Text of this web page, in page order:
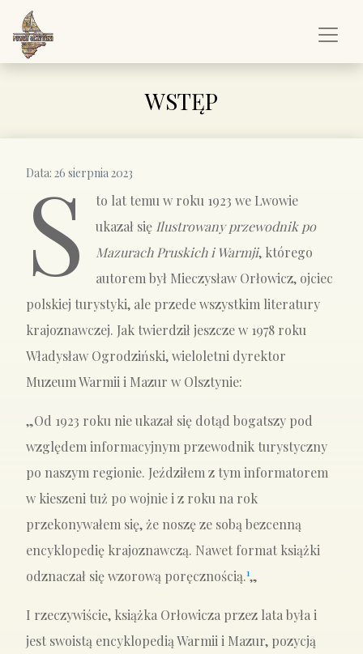
WSTĘP
Data: 26 sierpnia 2023
S
to lat temu w roku 1923 we Lwowie
ukazał się Ilustrowany przewodnik po
Mazurach Pruskich i Warmji, którego
autorem był Mieczysław Orłowicz, ojciec
polskiej turystyki, ale przede wszystkim literatury
krajoznawczej. Jak twierdził jeszcze w 1978 roku
Władysław Ogrodziński, wieloletni dyrektor
Muzeum Warmii i Mazur w Olsztynie:
„Od 1923 roku nie ukazał się dotąd bogatszy pod
względem informacyjnym przewodnik turystyczny
po naszym regionie. Jeździłem z tym informatorem
w kieszeni tuż po wojnie i z roku na rok
przekonywałem się, że noszę ze sobą bezcenną
encyklopedię krajoznawczą. Nawet format książki
odznaczał się wzorową poręcznością.1„
I rzeczywiście, książka Orłowicza przez lata była i
jest swoistą encyklopedią Warmii i Mazur, pozycją